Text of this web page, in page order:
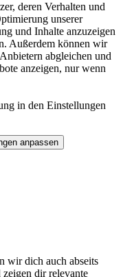
deren Verhalten und
unserer
und Inhalte anzuzeigen
Außerdem können wir
abgleichen und
anzeigen, nur wenn
in den Einstellungen
anpassen
wir dich auch abseits
dir relevante